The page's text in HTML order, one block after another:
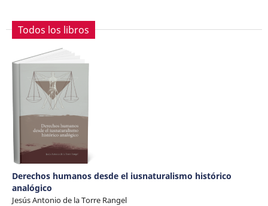
Todos los libros
Derechos humanos desde el iusnaturalismo histórico
analógico
Jesús Antonio de la Torre Rangel